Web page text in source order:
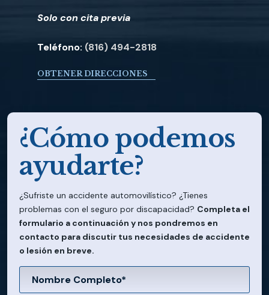
Solo con cita previa
Teléfono: (816) 494-2818
OBTENER DIRECCIONES
¿Cómo podemos
ayudarte?
¿Sufriste un accidente automovilístico? ¿Tienes
problemas con el seguro por discapacidad? Completa el
formulario a continuación y nos pondremos en
contacto para discutir tus necesidades de accidente
o lesión en breve.